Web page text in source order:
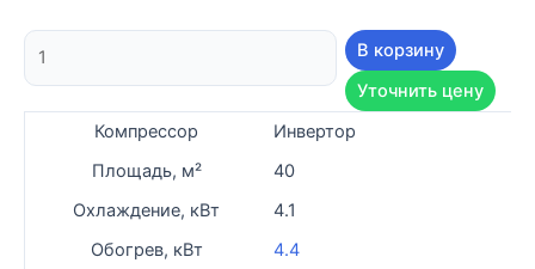
Количество
товара
14HFN8
В корзину
Уточнить цену
Компрессор
Инвертор
Площадь, м²
40
Охлаждение, кВт
4.1
Обогрев, кВт
4.4